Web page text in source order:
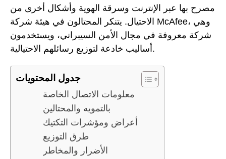
مصرح بها عبر الإنترنت وسرقة الهوية وأشكال أخرى من
الاحتيال. يتنكر المحتالون في هيئة شركة McAfee، وهي
شركة معروفة في مجال الأمن السيبراني، ويستخدمون
أساليب خادعة لتوزيع رسائلهم الاحتيالية.
جدول المحتويات
معلومات الاتصال الخاصة
بالتمويه والمحتالين
أعراض ومؤشرات التكتيك
طرق التوزيع
الأضرار والمخاطر